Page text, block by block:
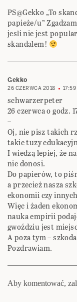
PS@Gekko „To
papieże/u”
jesli nie jest
skandalem!
Gekko
26 CZERWCA 2018 17:59
schwarzerpeter
26 czerwca o godz.
–
Oj, nie pisz takich
takie tuzy
I wiedzą lepiej, że
nie donosi.
Do papierów, to
a przecież nasza
ekonomii czy
Więc i żaden
nauka empirii
gwoździu jest
A poza tym –
Pozdrawiam.
Aby komentować,